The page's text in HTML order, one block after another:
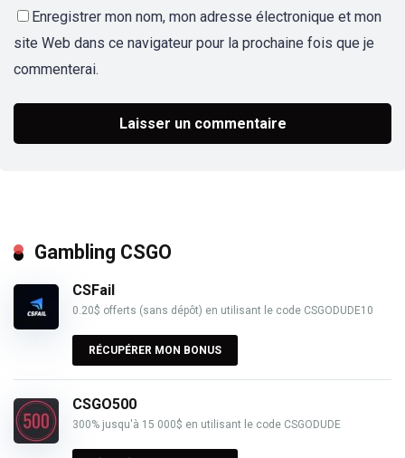
Enregistrer mon nom, mon adresse électronique et mon
site Web dans ce navigateur pour la prochaine fois que je
commenterai.
Gambling CSGO
CSFail
0.20$ offerts (sans dépôt) en utilisant le code CSGODUDE10
RÉCUPÉRER MON BONUS
CSGO500
300% jusqu'à 15 000$ en utilisant le code CSGODUDE